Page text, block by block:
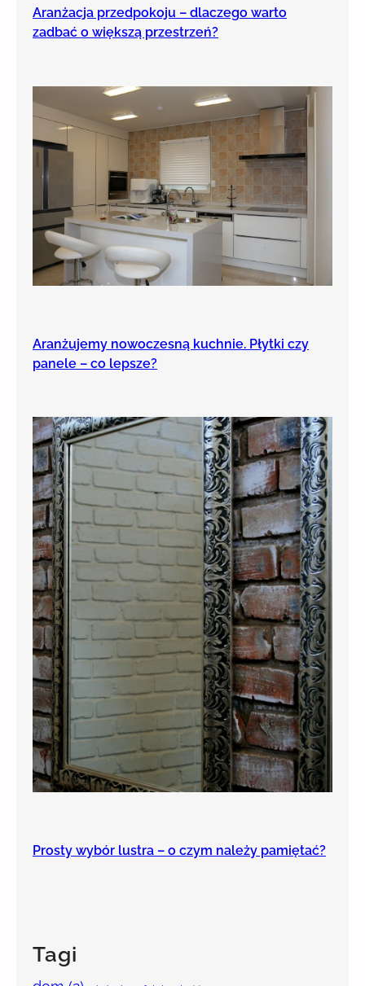
Aranżacja przedpokoju – dlaczego warto
zadbać o większą przestrzeń?
Aranżujemy nowoczesną kuchnie. Płytki czy
panele – co lepsze?
Prosty wybór lustra – o czym należy pamiętać?
Tagi